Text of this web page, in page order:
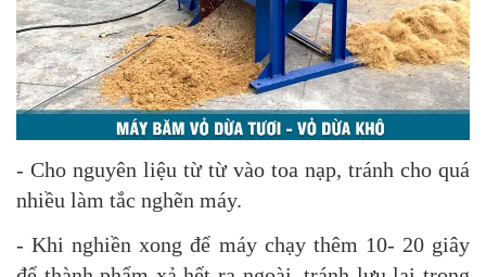
- Cho nguyên liệu từ từ vào toa nạp, tránh cho quá
nhiều làm tắc nghẽn máy.
- Khi nghiền xong để máy chạy thêm 10- 20 giây